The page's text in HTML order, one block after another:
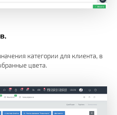
категории для клиента, в
цвета.